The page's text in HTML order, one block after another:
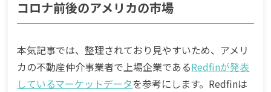
コロナ前後のアメリカの市場
本気記事では、整理されており見やすいため、アメリ
カの不動産仲介事業者で上場企業であるRedfinが発表
しているマーケットデータを参考にします。Redfinは